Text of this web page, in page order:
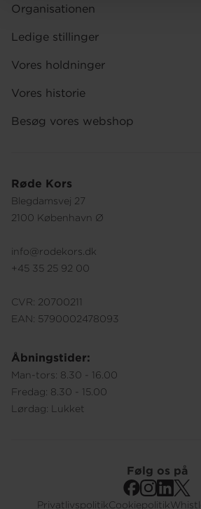
Røde Kors
Blegdamsvej 27
2100 København Ø
info@rodekors.dk
+45 35 25 92 00
CVR: 20700211
EAN: 5790002478093
Åbningstider:
Man-tors: 8.30 - 16.00
Fredag: 8.30 - 15.00
Lørdag: Lukket
Organisationen
Ledige stillinger
Vores holdninger
Vores historie
Besøg vores webshop
PrivatlivspolitikCookiepolitik
Følg os på